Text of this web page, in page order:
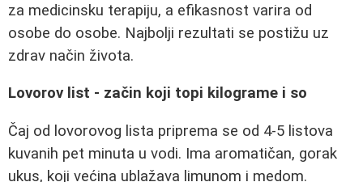
za medicinsku terapiju, a efikasnost varira od
osobe do osobe. Najbolji rezultati se postižu uz
zdrav način života.
Lovorov list - začin koji topi kilograme i so
Čaj od lovorovog lista priprema se od 4-5 listova
kuvanih pet minuta u vodi. Ima aromatičan, gorak
ukus, koji većina ublažava limunom i medom.